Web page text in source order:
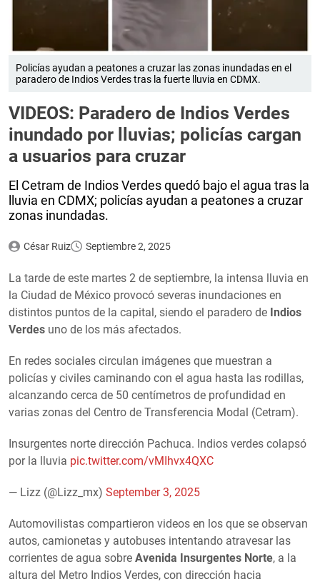
Policías ayudan a peatones a cruzar las zonas inundadas en el
paradero de Indios Verdes tras la fuerte lluvia en CDMX.
VIDEOS: Paradero de Indios Verdes
inundado por lluvias; policías cargan
a usuarios para cruzar
El Cetram de Indios Verdes quedó bajo el agua tras la
lluvia en CDMX; policías ayudan a peatones a cruzar
zonas inundadas.
César Ruiz Septiembre 2, 2025
La tarde de este martes 2 de septiembre, la intensa lluvia en
la Ciudad de México provocó severas inundaciones en
distintos puntos de la capital, siendo el paradero de Indios
Verdes uno de los más afectados.
En redes sociales circulan imágenes que muestran a
policías y civiles caminando con el agua hasta las rodillas,
alcanzando cerca de 50 centímetros de profundidad en
varias zonas del Centro de Transferencia Modal (Cetram).
Insurgentes norte dirección Pachuca. Indios verdes colapsó
por la lluvia pic.twitter.com/vMIhvx4QXC
— Lizz (@Lizz_mx) September 3, 2025
Automovilistas compartieron videos en los que se observan
autos, camionetas y autobuses intentando atravesar las
corrientes de agua sobre Avenida Insurgentes Norte, a la
altura del Metro Indios Verdes, con dirección hacia